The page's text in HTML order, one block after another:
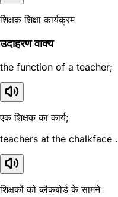
शिक्षक शिक्षा कार्यक्रम
उदाहरण वाक्य
the function of a teacher;
एक शिक्षक का कार्य;
teachers at the chalkface .
शिक्षकों को ब्लैकबोर्ड के सामने।